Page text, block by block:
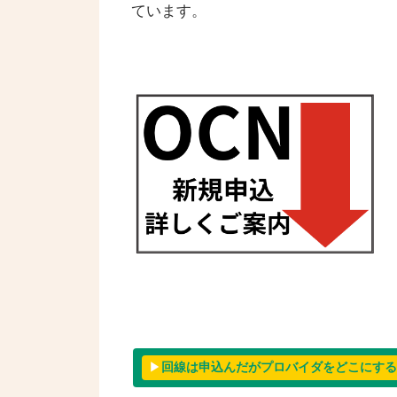
ています。
▶ 回線は申込んだがプロバイダをどこにす